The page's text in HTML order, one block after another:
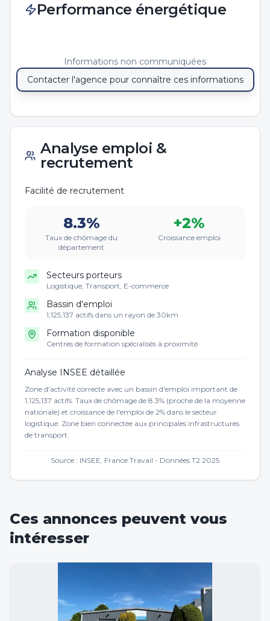
Performance énergétique
Informations non communiquées
Contacter l'agence pour connaître ces informations
Analyse emploi &
recrutement
Facilité de recrutement
8.3%
Taux de chômage du
département
+2%
Croissance emploi
Secteurs porteurs
Logistique, Transport, E-commerce
Bassin d'emploi
1,125,137 actifs dans un rayon de 30km
Formation disponible
Centres de formation spécialisés à proximité
Analyse INSEE détaillée
Zone d'activité correcte avec un bassin d'emploi important de
1,125,137 actifs. Taux de chômage de 8.3% (proche de la moyenne
nationale) et croissance de l'emploi de 2% dans le secteur
logistique. Zone bien connectée aux principales infrastructures
de transport.
Source : INSEE, France Travail - Données T2 2025
Ces annonces peuvent vous
intéresser